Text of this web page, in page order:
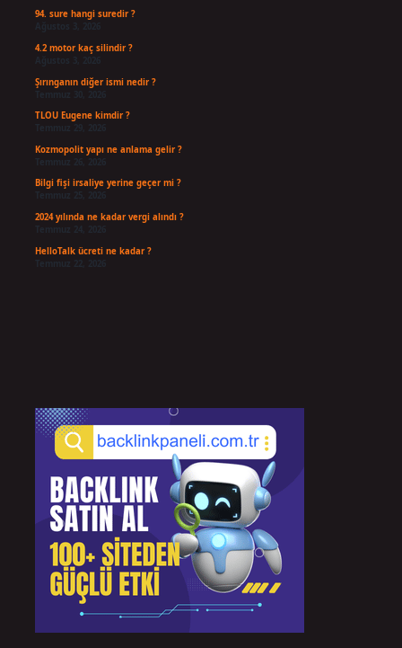
94. sure hangi suredir ?
Ağustos 3, 2026
4.2 motor kaç silindir ?
Ağustos 3, 2026
Şırınganın diğer ismi nedir ?
TLOU Eugene kimdir ?
Temmuz 29, 2026
Kozmopolit yapı ne anlama gelir ?
Bilgi fişi irsaliye yerine geçer mi ?
Temmuz 25, 2026
2024 yılında ne kadar vergi alındı ?
HelloTalk ücreti ne kadar ?